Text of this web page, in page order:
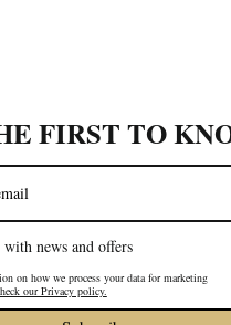
FIRST TO
news and offers
on how we process your data for marketing
our Privacy policy.